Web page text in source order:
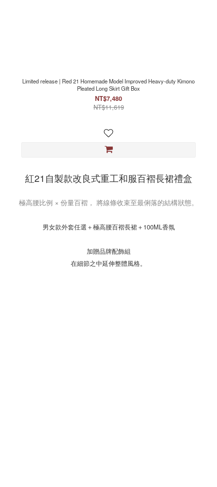
Limited release | Red 21 Homemade Model Improved Heavy-duty Kimono
Pleated Long Skirt Gift Box
NT$7,480
NT$11,619
紅21自製款改良式重工和服百褶長裙禮盒
極高腰比例 × 份量百褶， 將線條收束至最俐落的結構狀態。
男女款外套任選＋極高腰百褶長裙＋100ML香氛
加贈品牌配飾組
在細節之中延伸整體風格。